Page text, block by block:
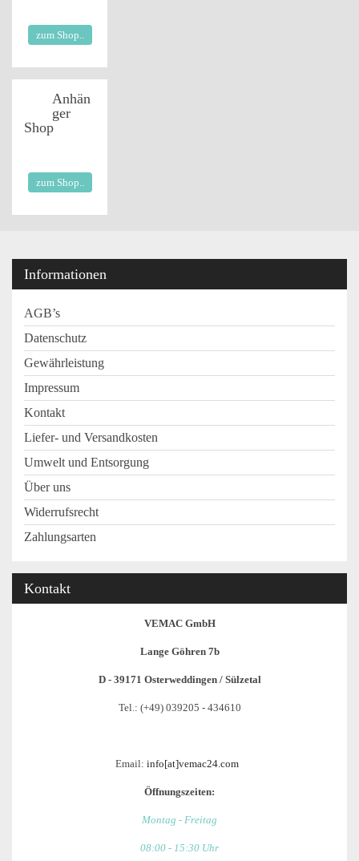
zum Shop..
Anhän
ger
Shop
zum Shop..
Informationen
AGB’s
Datenschutz
Gewährleistung
Impressum
Kontakt
Liefer- und Versandkosten
Umwelt und Entsorgung
Über uns
Widerrufsrecht
Zahlungsarten
Kontakt
VEMAC GmbH
Lange Göhren 7b
D - 39171 Osterweddingen / Sülzetal
Tel.: (+49) 039205 - 434610
Email: info[at]vemac24.com
Öffnungszeiten:
Montag - Freitag
08:00 - 15:30 Uhr